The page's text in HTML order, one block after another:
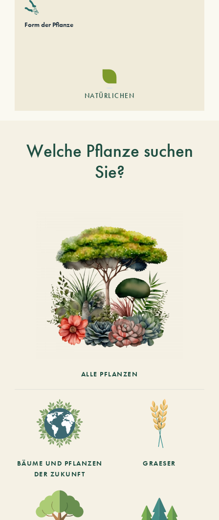
Form der Pflanze
NATÜRLICHEN
Welche Pflanze suchen
Sie?
ALLE PFLANZEN
BÄUME UND PFLANZEN
DER ZUKUNFT
GRAESER